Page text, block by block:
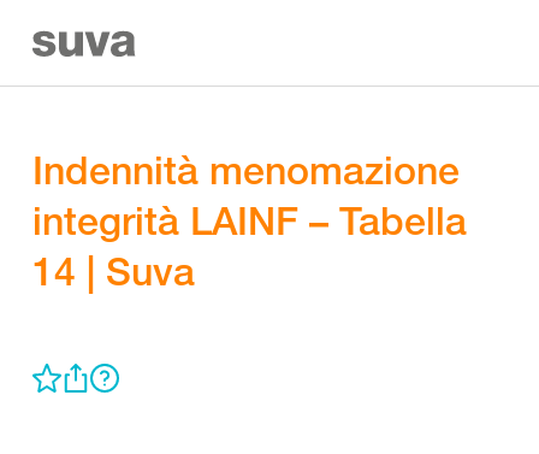
Indennità menomazione
integrità LAINF – Tabella
14 | Suva